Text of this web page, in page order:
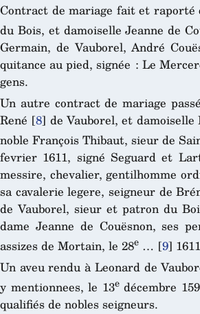
Contract de mariage fait et raporté
du Bois, et damoiselle Jeanne de
Germain, de Vauborel, André
quitance au pied, signée : Le
gens.
Un autre contract de mariage
René [8] de Vauborel, et
noble François Thibaut, sieur de
fevrier 1611, signé Seguard et
messire, chevalier, gentilhomme
sa cavalerie legere, seigneur de
de Vauborel, sieur et patron du
dame Jeanne de Couësnon, ses
assizes de Mortain, le 28e … [9]
Un aveu rendu à Leonard de
y mentionnees, le 13edécembre
qualifiés de nobles seigneurs.